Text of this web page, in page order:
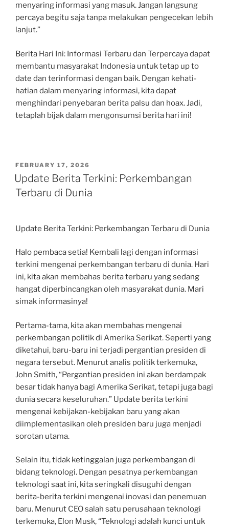
menyaring informasi yang masuk. Jangan langsung
percaya begitu saja tanpa melakukan pengecekan lebih
lanjut.”
Berita Hari Ini: Informasi Terbaru dan Terpercaya dapat
membantu masyarakat Indonesia untuk tetap up to
date dan terinformasi dengan baik. Dengan kehati-
hatian dalam menyaring informasi, kita dapat
menghindari penyebaran berita palsu dan hoax. Jadi,
tetaplah bijak dalam mengonsumsi berita hari ini!
POSTED
ON
FEBRUARY 17, 2026
Update Berita Terkini: Perkembangan
Terbaru di Dunia
Update Berita Terkini: Perkembangan Terbaru di Dunia
Halo pembaca setia! Kembali lagi dengan informasi
terkini mengenai perkembangan terbaru di dunia. Hari
ini, kita akan membahas berita terbaru yang sedang
hangat diperbincangkan oleh masyarakat dunia. Mari
simak informasinya!
Pertama-tama, kita akan membahas mengenai
perkembangan politik di Amerika Serikat. Seperti yang
diketahui, baru-baru ini terjadi pergantian presiden di
negara tersebut. Menurut analis politik terkemuka,
John Smith, “Pergantian presiden ini akan berdampak
besar tidak hanya bagi Amerika Serikat, tetapi juga bagi
dunia secara keseluruhan.” Update berita terkini
mengenai kebijakan-kebijakan baru yang akan
diimplementasikan oleh presiden baru juga menjadi
sorotan utama.
Selain itu, tidak ketinggalan juga perkembangan di
bidang teknologi. Dengan pesatnya perkembangan
teknologi saat ini, kita seringkali disuguhi dengan
berita-berita terkini mengenai inovasi dan penemuan
baru. Menurut CEO salah satu perusahaan teknologi
terkemuka, Elon Musk, “Teknologi adalah kunci untuk